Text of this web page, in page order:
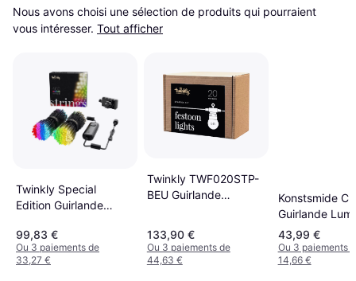
Nous avons choisi une sélection de produits qui pourraient
vous intéresser. Tout afficher
Twinkly Special
Edition Guirlande
Lampes
99,83 €
Ou 3 paiements de
33,27 €
Twinkly TWF020STP-
BEU Guirlande
133,90 €
Ou 3 paiements de
44,63 €
Konstsmide
Guirlande
80 Lampes
43,99 €
Ou 3 paiements
14,66 €